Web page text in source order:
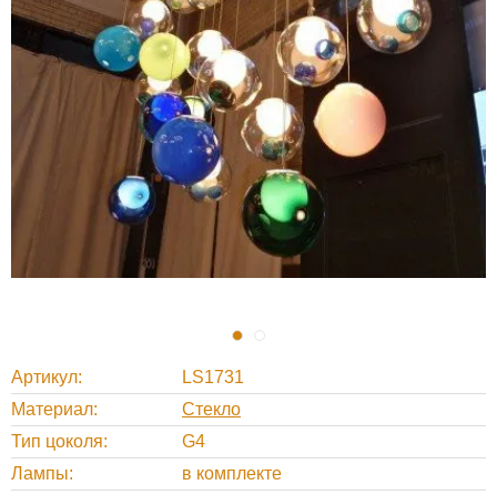
Артикул
LS1731
Материал
Стекло
Тип цоколя
G4
Лампы
в комплекте